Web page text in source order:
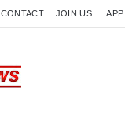
CONTACT JOIN US.